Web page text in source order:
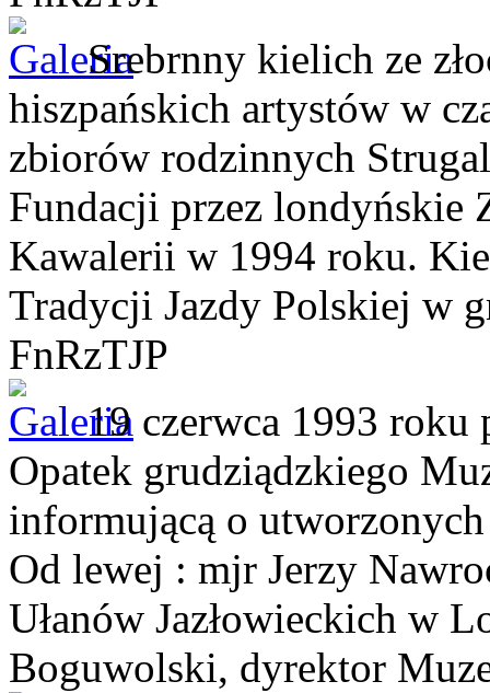
Srebrnny kielich ze
hiszpańskich artystów w
zbiorów rodzinnych
Fundacji przez londyńskie
Kawalerii w 1994 roku.
Tradycji Jazdy Polskiej w
FnRzTJP
19 czerwca 1993 roku
Opatek grudziądzkiego
informującą o
Od lewej : mjr Jerzy
Ułanów Jazłowieckich w
Boguwolski, dyrektor